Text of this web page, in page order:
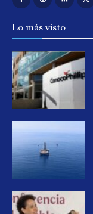
Lo más visto